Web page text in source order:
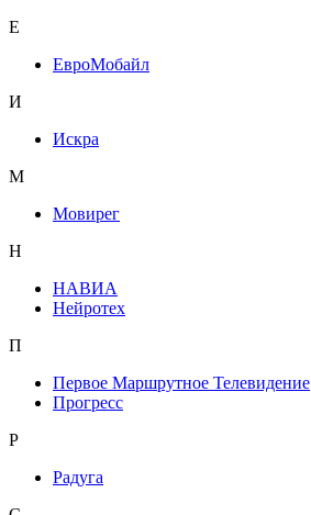
Е
ЕвроМобайл
И
Искра
М
Мовирег
Н
НАВИА
Нейротех
П
Первое Маршрутное Телевидение
Прогресс
Р
Радуга